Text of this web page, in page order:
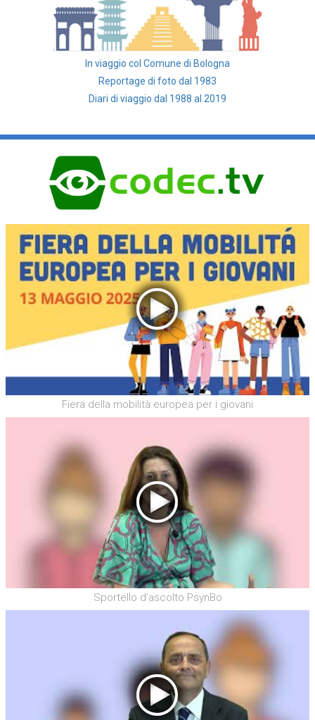
In viaggio col Comune di Bologna
Reportage di foto dal 1983
Diari di viaggio dal 1988 al 2019
Fiera della mobilità europea per i giovani
Sportello d'ascolto PsynBo